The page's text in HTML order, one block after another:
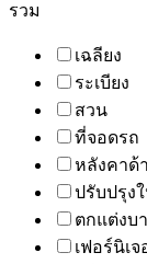
รวม
เฉลียง
ระเบียง
สวน
ที่จอดรถ
หลังคาด้
ปรับปรุง
ตกแต่งบ
เฟอร์นิเ